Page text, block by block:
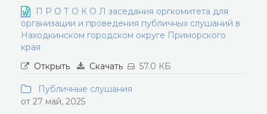
П Р О Т О К О Л заседания оргкомитета для
организации и проведения публичных слушаний в
Находкинском городском округе Приморского
края
Открыть
Скачать 57.0 КБ
Публичные слушания
от 27 май, 2025